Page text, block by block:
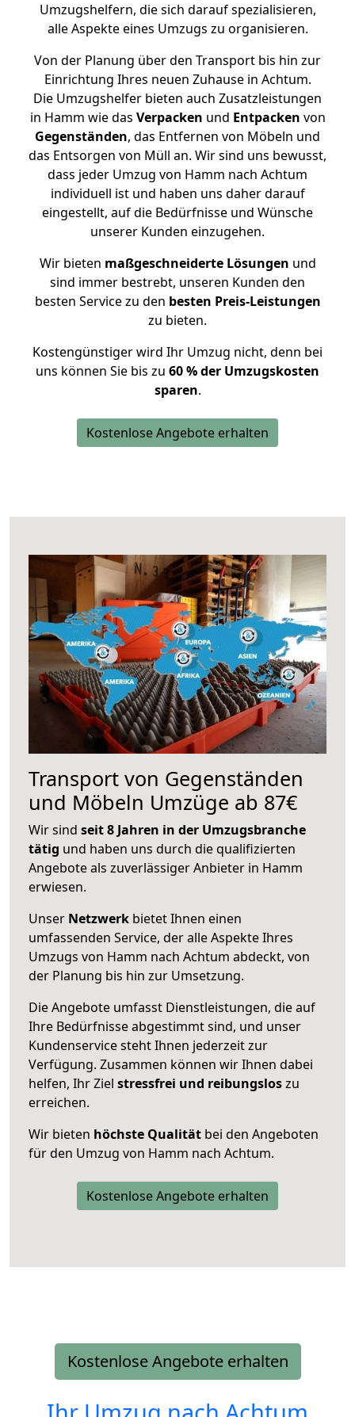
Umzugshelfern, die sich darauf spezialisieren,
alle Aspekte eines Umzugs zu organisieren.
Von der Planung über den Transport bis hin zur
Einrichtung Ihres neuen Zuhause in Achtum.
Die Umzugshelfer bieten auch Zusatzleistungen
in Hamm wie das Verpacken und Entpacken von
Gegenständen, das Entfernen von Möbeln und
das Entsorgen von Müll an. Wir sind uns bewusst,
dass jeder Umzug von Hamm nach Achtum
individuell ist und haben uns daher darauf
eingestellt, auf die Bedürfnisse und Wünsche
unserer Kunden einzugehen.
Wir bieten maßgeschneiderte Lösungen und
sind immer bestrebt, unseren Kunden den
besten Service zu den besten Preis-Leistungen
zu bieten.
Kostengünstiger wird Ihr Umzug nicht, denn bei
uns können Sie bis zu 60 % der Umzugskosten
sparen.
Kostenlose Angebote erhalten
Transport von Gegenständen
und Möbeln Umzüge ab 87€
Wir sind seit 8 Jahren in der Umzugsbranche
tätig und haben uns durch die qualifizierten
Angebote als zuverlässiger Anbieter in Hamm
erwiesen.
Unser Netzwerk bietet Ihnen einen
umfassenden Service, der alle Aspekte Ihres
Umzugs von Hamm nach Achtum abdeckt, von
der Planung bis hin zur Umsetzung.
Die Angebote umfasst Dienstleistungen, die auf
Ihre Bedürfnisse abgestimmt sind, und unser
Kundenservice steht Ihnen jederzeit zur
Verfügung. Zusammen können wir Ihnen dabei
helfen, Ihr Ziel stressfrei und reibungsloszu
erreichen.
Wir bieten höchste Qualität bei den Angeboten
für den Umzug von Hamm nach Achtum.
Kostenlose Angebote erhalten
Kostenlose Angebote erhalten